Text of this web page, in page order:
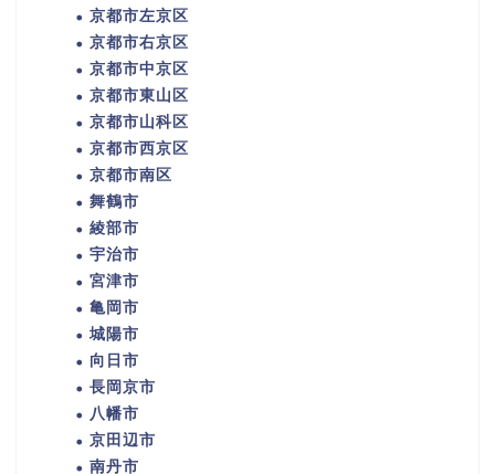
京都市左京区
京都市右京区
京都市中京区
京都市東山区
京都市山科区
京都市西京区
京都市南区
舞鶴市
綾部市
宇治市
宮津市
亀岡市
城陽市
向日市
長岡京市
八幡市
京田辺市
南丹市